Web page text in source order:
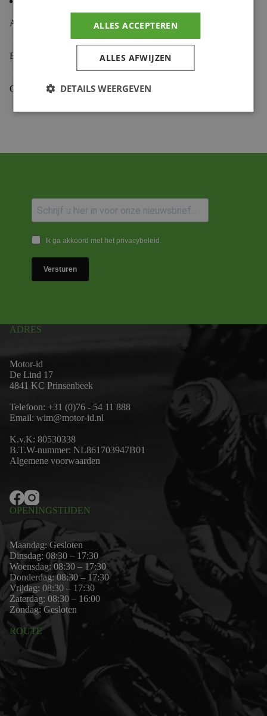
Aanvullende informatie
Beoordelingen (0)
Gekoppelde Motoren
Ik ga akkoord met het privacybeleid.
Versturen
ADRES
Motor-id
De Lind 17
4841 KC Prinsenbeek
Telefoon: +31 (0)76 - 54 11 888
Email: wim@motor-id.nl
K.v.K: 80530338
B.T.W-nummer: NL861703947B01
Algemene voorwaarden
OPENINGSTIJDEN
Maandag: Gesloten
Dinsdag: 08:30 – 17:30
Woensdag: 08:30 – 17:30
Donderdag: 08:30 – 17:30
Vrijdag: 08:30 – 17:30
Zaterdag: 08:30 – 16:00
Zondag: Gesloten
ROUTE
ALLES ACCEPTEREN
ALLES AFWIJZEN
DETAILS WEERGEVEN